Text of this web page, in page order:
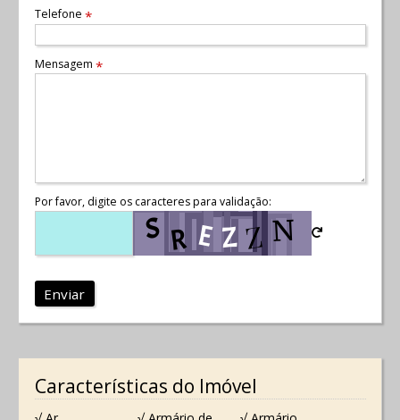
Telefone *
Mensagem *
Por favor, digite os caracteres para validação:
Enviar
Características do Imóvel